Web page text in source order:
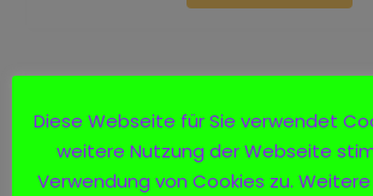
Diese Webseite für Sie verwendet
weitere Nutzung der Webseite
Verwendung von Cookies zu.